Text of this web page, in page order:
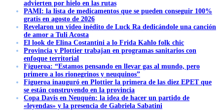
advierten por hielo en las rutas
PAMI: la lista de medicamentos que se pueden conseguir 100%
gratis en agosto de 2026
Revelaron un video inédito de Luck Ra dedicándole una canción
de amor a Tuli Acosta
El look de Elina Costantini a lo Frida Kahlo folk chic
Provincia y Plottier trabajan en programas sanitarios con
enfoque territorial
Figueroa: “Estamos pensando en llevar gas al mundo, pero
primero a los rionegrinos y neuquinos”
Figueroa inauguró en Plottier la primera de las diez EPET que
se están construyendo en la provincia
Copa Davis en Neuquén: la idea de hacer un partido de
«leyendas» y la presencia de Gabriela Sabatini